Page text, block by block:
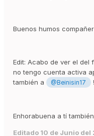
Buenos humos
Edit: Acabo de ver el del
no tengo cuenta activa
también a
@Beinisin17
Enhorabuena a tí
Editado 10 de Junio del